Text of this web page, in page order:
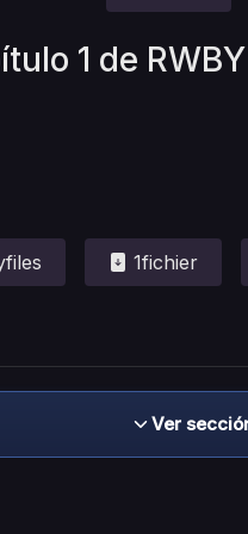
1 de
1fichier
Ver